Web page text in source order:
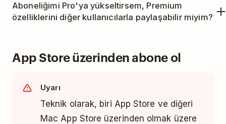
yenileme işlemini takip eden 30 gün içinde iade
Aboneliğimi Pro'ya yükseltirsem, Premium
özelliklerini diğer kullanıcılarla paylaşabilir miyim?
kendine ait bir Pro aboneliği olması
App Store üzerinden abone ol
Uyarı
Teknik olarak, biri App Store ve diğeri
Mac App Store üzerinden olmak üzere